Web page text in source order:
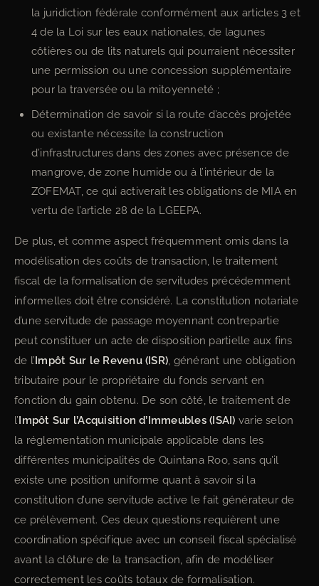
la juridiction fédérale conformément aux articles 3 et
4 de la Loi sur les eaux nationales, de lagunes
côtières ou de lits naturels qui pourraient nécessiter
une permission ou une concession supplémentaire
pour la traversée ou la mitoyenneté ;
Détermination de savoir si la route d’accès projetée
ou existante nécessite la construction
d’infrastructures dans des zones avec présence de
mangrove, de zone humide ou à l’intérieur de la
ZOFEMAT, ce qui activerait les obligations de MIA en
vertu de l’article 28 de la LGEEPA.
De plus, et comme aspect fréquemment omis dans la
modélisation des coûts de transaction, le traitement
fiscal de la formalisation de servitudes précédemment
informelles doit être considéré. La constitution notariale
d’une servitude de passage moyennant contrepartie
peut constituer un acte de disposition partielle aux fins
de l’Impôt Sur le Revenu (ISR), générant une obligation
tributaire pour le propriétaire du fonds servant en
fonction du gain obtenu. De son côté, le traitement de
l’Impôt Sur l’Acquisition d’Immeubles (ISAI) varie selon
la réglementation municipale applicable dans les
différentes municipalités de Quintana Roo, sans qu’il
existe une position uniforme quant à savoir si la
constitution d’une servitude active le fait générateur de
ce prélèvement. Ces deux questions requièrent une
coordination spécifique avec un conseil fiscal spécialisé
avant la clôture de la transaction, afin de modéliser
correctement les coûts totaux de formalisation.